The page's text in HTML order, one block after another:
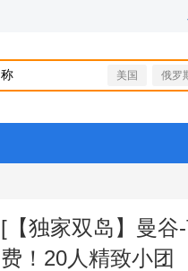
美国 俄罗
[【独家双岛】曼谷
费！20人精致小团